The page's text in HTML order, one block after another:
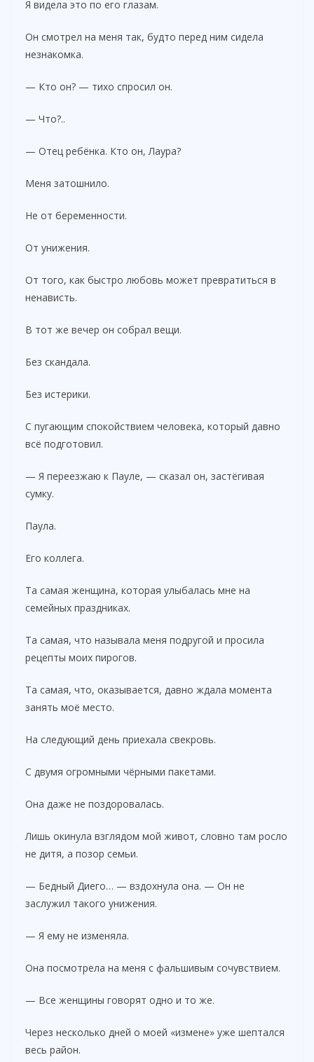
o
Я видела это по его глазам.
Он смотрел на меня так, будто перед ним сидела
незнакомка.
— Кто он? — тихо спросил он.
— Что?..
— Отец ребёнка. Кто он, Лаура?
Меня затошнило.
Не от беременности.
От унижения.
От того, как быстро любовь может превратиться в
ненависть.
В тот же вечер он собрал вещи.
Без скандала.
Без истерики.
С пугающим спокойствием человека, который давно
всё подготовил.
— Я переезжаю к Пауле, — сказал он, застёгивая
сумку.
Паула.
Его коллега.
Та самая женщина, которая улыбалась мне на
семейных праздниках.
Та самая, что называла меня подругой и просила
рецепты моих пирогов.
Та самая, что, оказывается, давно ждала момента
занять моё место.
На следующий день приехала свекровь.
С двумя огромными чёрными пакетами.
Она даже не поздоровалась.
Лишь окинула взглядом мой живот, словно там росло
не дитя, а позор семьи.
— Бедный Диего… — вздохнула она. — Он не
заслужил такого унижения.
— Я ему не изменяла.
Она посмотрела на меня с фальшивым сочувствием.
— Все женщины говорят одно и то же.
Через несколько дней о моей «измене» уже шептался
весь район.